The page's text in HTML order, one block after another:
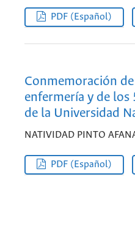
PDF (Español)
Conmemoración
enfermería y de los
de la Universidad
NATIVIDAD PINTO
PDF (Español)